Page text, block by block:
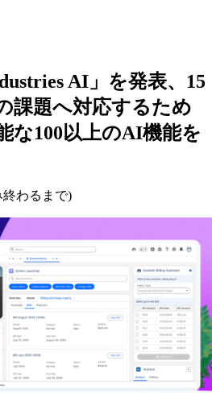
AI」を発表、15
課題へ対応するため
な100以上のAI機能を
終わるまで)